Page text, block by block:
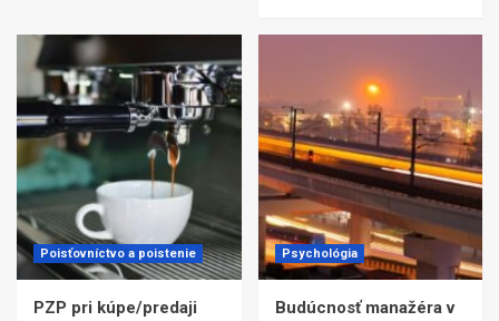
Poisťovníctvo a poistenie
PZP pri kúpe/predaji
Psychológia
Budúcnosť manažéra v